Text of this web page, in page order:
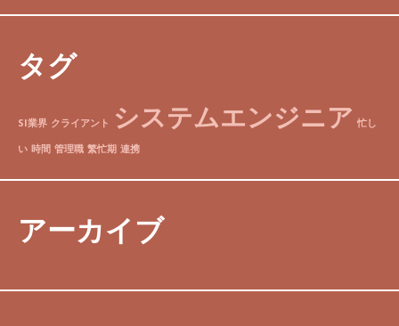
タグ
SI業界 クライアント システムエンジニア 忙し
い 時間 管理職 繁忙期 連携
アーカイブ